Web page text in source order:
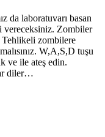
da laboratuvarı basan
vereceksiniz. Zombiler
Tehlikeli zombilere
W,A,S,D tuşu
ve ile ateş edin.
diler…